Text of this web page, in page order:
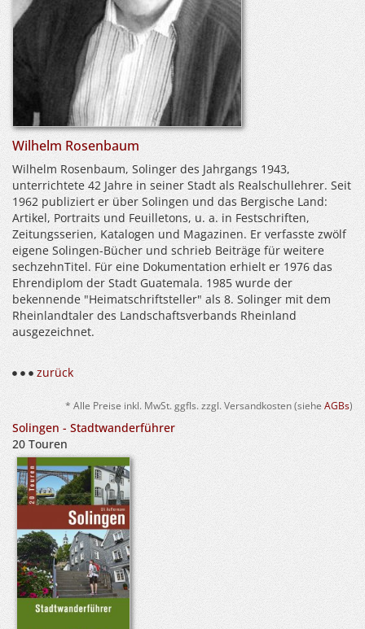
Wilhelm Rosenbaum
Wilhelm Rosenbaum, Solinger des Jahrgangs 1943,
unterrichtete 42 Jahre in seiner Stadt als Realschullehrer. Seit
1962 publiziert er über Solingen und das Bergische Land:
Artikel, Portraits und Feuilletons, u. a. in Festschriften,
Zeitungsserien, Katalogen und Magazinen. Er verfasste zwölf
eigene Solingen-Bücher und schrieb Beiträge für weitere
sechzehnTitel. Für eine Dokumentation erhielt er 1976 das
Ehrendiplom der Stadt Guatemala. 1985 wurde der
bekennende "Heimatschriftsteller" als 8. Solinger mit dem
Rheinlandtaler des Landschaftsverbands Rheinland
ausgezeichnet.
zurück
* Alle Preise inkl. MwSt. ggfls. zzgl. Versandkosten (siehe AGBs)
Solingen - Stadtwanderführer
20 Touren